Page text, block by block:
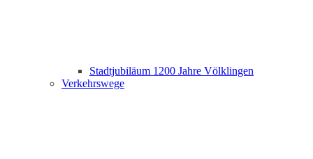
Stadtjubiläum 1200 Jahre Völklingen
Verkehrswege